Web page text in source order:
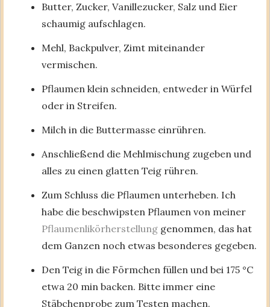
Butter, Zucker, Vanillezucker, Salz und Eier
schaumig aufschlagen.
Mehl, Backpulver, Zimt miteinander
vermischen.
Pflaumen klein schneiden, entweder in Würfel
oder in Streifen.
Milch in die Buttermasse einrühren.
Anschließend die Mehlmischung zugeben und
alles zu einen glatten Teig rühren.
Zum Schluss die Pflaumen unterheben. Ich
habe die beschwipsten Pflaumen von meiner
Pflaumenlikörherstellung genommen, das hat
dem Ganzen noch etwas besonderes gegeben.
Den Teig in die Förmchen füllen und bei 175 °C
etwa 20 min backen. Bitte immer eine
Stäbchenprobe zum Testen machen.